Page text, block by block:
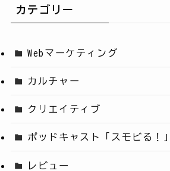
カテゴリー
Webマーケティング
カルチャー
クリエイティブ
ポッドキャスト「スモビる！」
レビュー